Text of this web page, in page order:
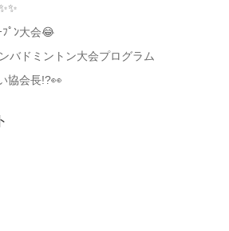
ﾌﾟﾝ大会😂
バドミントン大会プログラム
協会長!?👀